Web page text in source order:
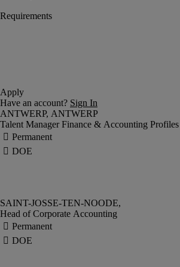
Talent Manager Finance & Accounting Profiles
Head of Corporate Accounting